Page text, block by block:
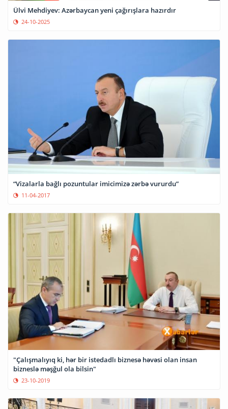
Ülvi Mehdiyev: Azərbaycan yeni çağırışlara hazırdır
24-10-2025
“Vizalarla bağlı pozuntular imicimizə zərbə vururdu”
11-04-2017
"Çalışmalıyıq ki, hər bir istedadlı biznesə həvəsi olan insan
bizneslə məşğul ola bilsin"
23-10-2019